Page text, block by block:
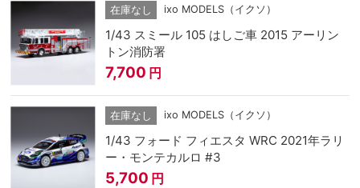
在庫なし ixo MODELS（イクソ）
1/43 スミール 105 はしご車 2015 アーリン
トン消防署
7,700 円
在庫なし ixo MODELS（イクソ）
1/43 フォード フィエスタ WRC 2021年ラリ
ー・モンテカルロ #3
5,700 円